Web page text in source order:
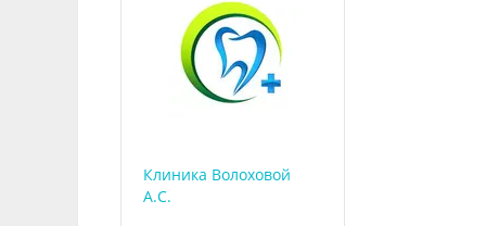
Клиника Волоховой
А.С.